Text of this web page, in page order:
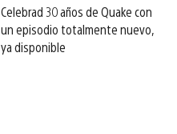
Celebrad 30 años de Quake con
un episodio totalmente nuevo,
ya disponible